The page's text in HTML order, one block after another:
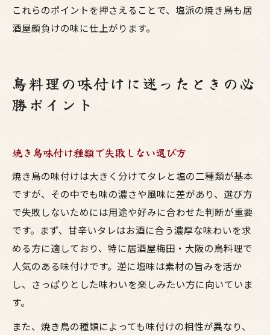
これらのポイントを押さえることで、塩派の焼き鳥も居
酒屋顔負けの味に仕上がります。
鳥料理の味付けに迷ったときの必
勝ポイント
焼き鳥味付け種類で失敗しない選び方
焼き鳥の味付けは大きく分けてタレと塩の二種類が基本
ですが、その中でも味の濃さや風味に差があり、選び方
で失敗しないためには用途や好みに合わせた判断が重要
です。まず、甘辛いタレはお酒に合う濃厚な味わいを求
める方に適しており、特に居酒屋梅田・大阪の鳥料理で
人気のある味付けです。逆に塩味は素材の旨みを活か
し、さっぱりとした味わいを楽しみたい方に向いていま
す。
また、焼き鳥の種類によっても味付けの相性が異なり、